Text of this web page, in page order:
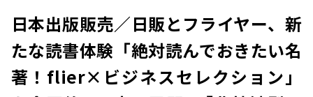
日本出版販売／日販とフライヤー、新
たな読書体験「絶対読んでおきたい名
著！flier×ビジネスセレクション」